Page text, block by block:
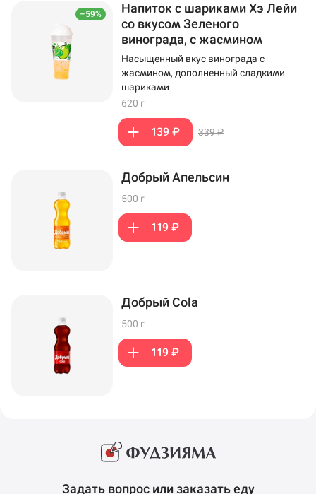
–59%
Напиток с шариками Хэ Лейи
со вкусом Зеленого
винограда, с жасмином
Насыщенный вкус винограда с
жасмином, дополненный сладкими
шариками
620 г
139 ₽ 339 ₽
Добрый Апельсин
500 г
119 ₽
Добрый Cola
500 г
119 ₽
Задать вопрос или заказать еду